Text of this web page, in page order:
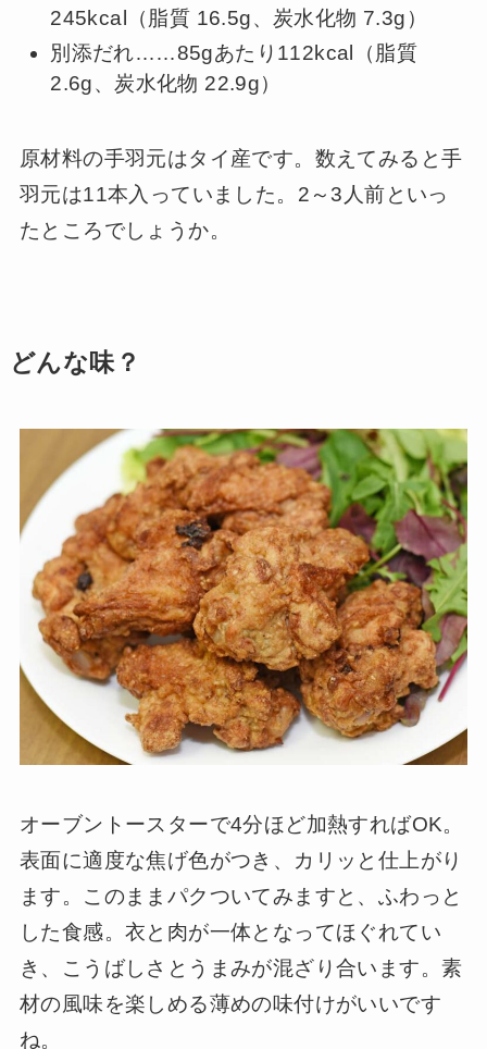
245kcal（脂質 16.5g、炭水化物 7.3g）
別添だれ……85gあたり112kcal（脂質
2.6g、炭水化物 22.9g）
原材料の手羽元はタイ産です。数えてみると手
羽元は11本入っていました。2～3人前といっ
たところでしょうか。
どんな味？
オーブントースターで4分ほど加熱すればOK。
表面に適度な焦げ色がつき、カリッと仕上がり
ます。このままパクついてみますと、ふわっと
した食感。衣と肉が一体となってほぐれてい
き、こうばしさとうまみが混ざり合います。素
材の風味を楽しめる薄めの味付けがいいです
ね。